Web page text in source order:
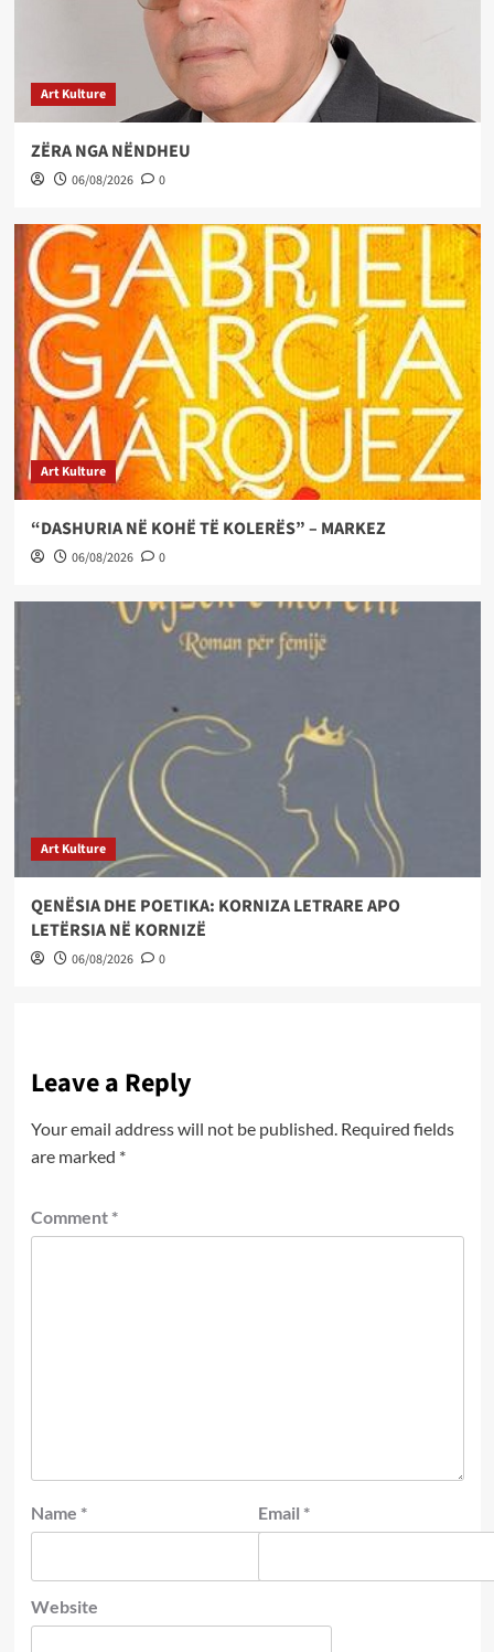
Art Kulture
ZËRA NGA NËNDHEU
06/08/2026 0
Art Kulture
“DASHURIA NË KOHË TË KOLERËS” – MARKEZ
06/08/2026 0
Art Kulture
QENËSIA DHE POETIKA: KORNIZA LETRARE APO
LETËRSIA NË KORNIZË
06/08/2026 0
Leave a Reply
Your email address will not be published. Required fields
are marked *
Comment *
Name * Email *
Website